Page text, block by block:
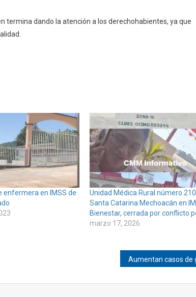
termina dando la atención a los derechohabientes, ya que
enfermera en IMSS de
Unidad Médica Rural número
Santa Catarina Mechoacán en
Bienestar, cerrada por conflicto
marzo 17, 2026